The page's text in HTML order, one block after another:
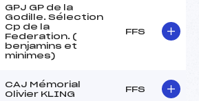
GPJ GP de la
Godille. Sélection
Cp de la
Federation. (
benjamins et
minimes)
FFS
CAJ Mémorial
Olivier KLING
FFS